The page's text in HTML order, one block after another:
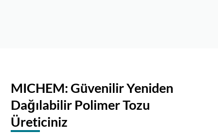
MICHEM: Güvenilir Yeniden
Dağılabilir Polimer Tozu
Üreticiniz